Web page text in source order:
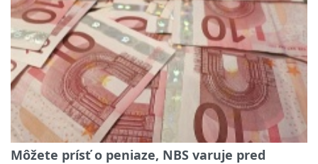
Môžete prísť o peniaze, NBS varuje pred